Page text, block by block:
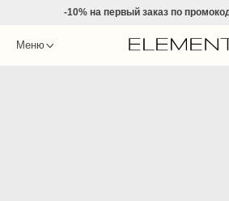
-10% напервый заказ по
Меню